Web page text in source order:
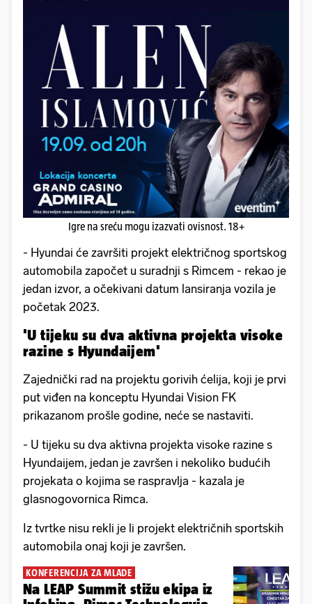
Igre na sreću mogu izazvati ovisnost. 18+
- Hyundai će završiti projekt električnog sportskog
automobila započet u suradnji s Rimcem - rekao je
jedan izvor, a očekivani datum lansiranja vozila je
početak 2023.
'U tijeku su dva aktivna projekta visoke
razine s Hyundaijem'
Zajednički rad na projektu gorivih ćelija, koji je prvi
put viđen na konceptu Hyundai Vision FK
prikazanom prošle godine, neće se nastaviti.
- U tijeku su dva aktivna projekta visoke razine s
Hyundaijem, jedan je završen i nekoliko budućih
projekata o kojima se raspravlja - kazala je
glasnogovornica Rimca.
Iz tvrtke nisu rekli je li projekt električnih sportskih
automobila onaj koji je završen.
KONFERENCIJA ZA MLADE
Na LEAP Summit stižu ekipa iz